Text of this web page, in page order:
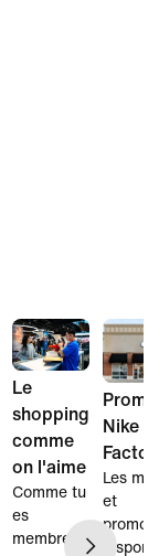
Le
shopping
comme
on l'aime
Comme tu
es
membre
Nike
Les
et